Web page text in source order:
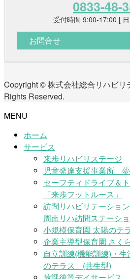
0833-48-
受付時間 9:00-17:00 [
お問合せ
Copyright © 株式会社総合リハビリ
Rights Reserved.
MENU
ホーム
サービス
来歩リハビリステージ
児童発達支援事業所
セーフティドライブ＆
「来歩フットルース」
訪問リハビリテーショ
周南リハ訪問ステーショ
小規模保育園 太陽のテ
企業主導型保育園 さく
自立訓練(機能訓練)・
のテラス (共生型)